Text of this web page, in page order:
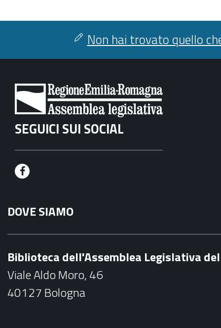
Non hai trovato quello
SEGUICI SUI SOCIAL
F
c
e
o
k
DOVE SIAMO
Biblioteca dell'Assemblea Legislativa
Viale Aldo Moro, 46
40127 Bologna